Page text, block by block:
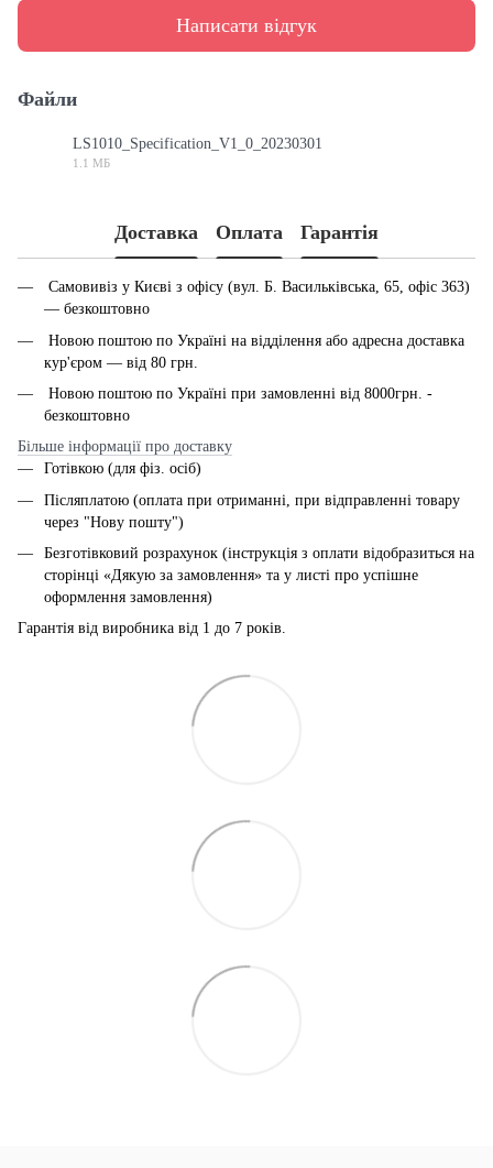
Написати відгук
Файли
LS1010_Specification_V1_0_20230301
1.1 МБ
Доставка Оплата Гарантія
Самовивіз у Києві з офісу (вул. Б. Васильківська, 65, офіс 363)
— безкоштовно
Новою поштою по Україні на відділення або адресна доставка
кур'єром — від 80 грн.
Новою поштою по Україні при замовленні від 8000грн. -
безкоштовно
Більше інформації про доставку
Готівкою (для фіз. осіб)
Післяплатою (оплата при отриманні, при відправленні товару
через "Нову пошту")
Безготівковий розрахунок (інструкція з оплати відобразиться на
сторінці «Дякую за замовлення» та у листі про успішне
оформлення замовлення)
Гарантія від виробника від 1 до 7 років.